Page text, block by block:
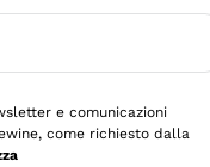
di prezzo. Le
e comunicazioni
come richiesto dalla